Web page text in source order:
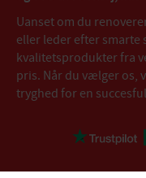
Uanset om du
eller leder efter
kvalitetsprodukter fra
pris. Når du vælger os,
tryghed for en